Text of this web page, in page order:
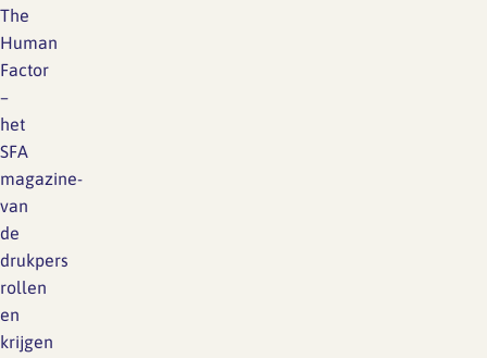
The
Human
Factor
–
het
SFA
magazine-
van
de
drukpers
rollen
en
krijgen